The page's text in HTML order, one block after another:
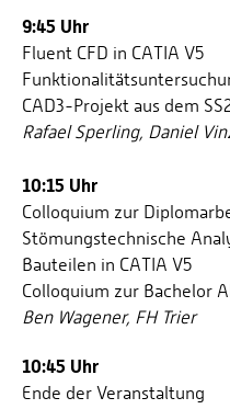
9:45 Uhr
Fluent CFD in CATIA V5
CAD3-Projekt aus dem
Rafael Sperling, Daniel
10:15 Uhr
Colloquium zur
Stömungstechnische
Bauteilen in CATIA V5
Colloquium zur Bachelor
Ben Wagener, FH Trier
10:45 Uhr
Ende der Veranstaltung